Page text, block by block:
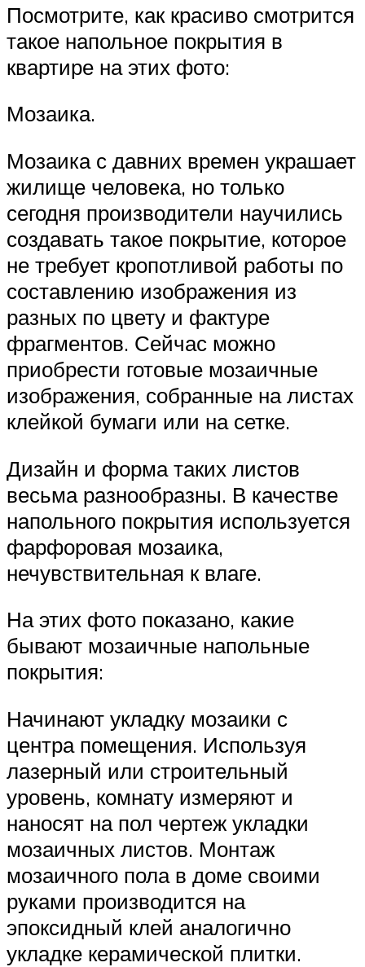
Посмотрите, как красиво смотрится
такое напольное покрытия в
квартире на этих фото:
Мозаика.
Мозаика с давних времен украшает
жилище человека, но только
сегодня производители научились
создавать такое покрытие, которое
не требует кропотливой работы по
составлению изображения из
разных по цвету и фактуре
фрагментов. Сейчас можно
приобрести готовые мозаичные
изображения, собранные на листах
клейкой бумаги или на сетке.
Дизайн и форма таких листов
весьма разнообразны. В качестве
напольного покрытия используется
фарфоровая мозаика,
нечувствительная к влаге.
На этих фото показано, какие
бывают мозаичные напольные
покрытия:
Начинают укладку мозаики с
центра помещения. Используя
лазерный или строительный
уровень, комнату измеряют и
наносят на пол чертеж укладки
мозаичных листов. Монтаж
мозаичного пола в доме своими
руками производится на
эпоксидный клей аналогично
укладке керамической плитки.